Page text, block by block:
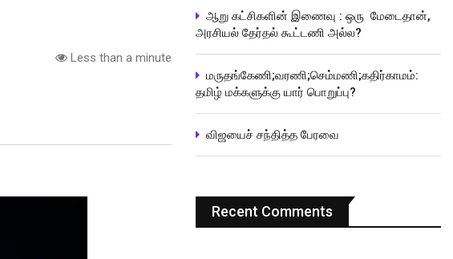
Less than a minute
ஆறு கட்சிகளின் இணைவு : ஒரு மேடைதான்,
அரசியல் தேர்தல் கூட்டணி அல்ல?
மருதங்கேணி;வரணி;செம்மணி;கதிர்காமம்:
தமிழ் மக்களுக்கு யார் பொறுப்பு?
விஜயைச் சந்தித்த பேரவை
Recent Comments